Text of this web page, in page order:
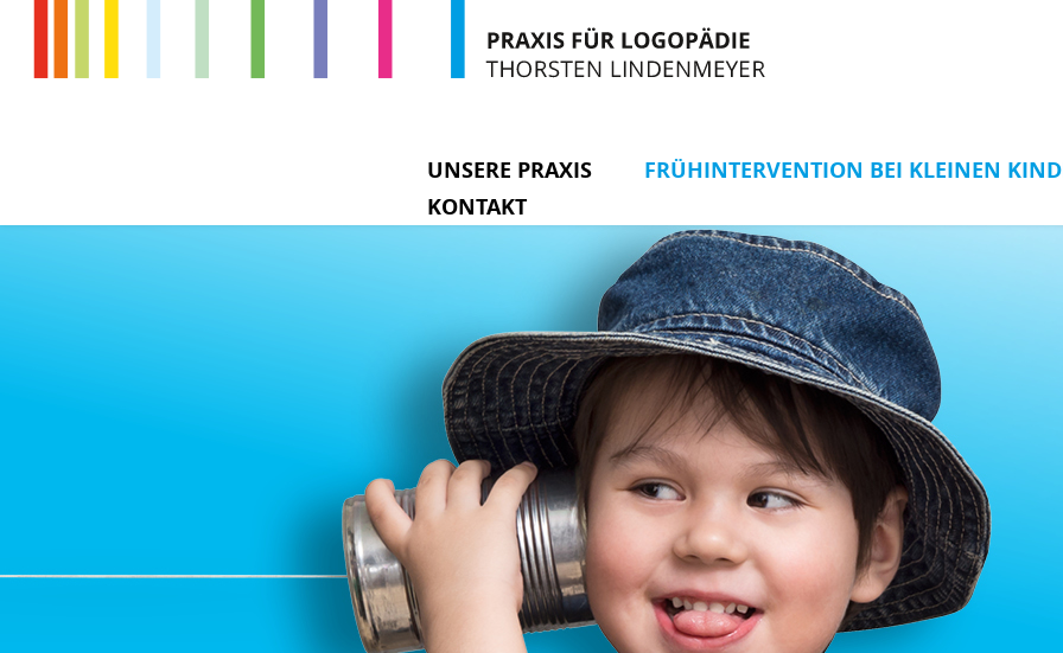
UNSERE PRAXIS FRÜHINTERVENTION BEI KLEINEN
KONTAKT